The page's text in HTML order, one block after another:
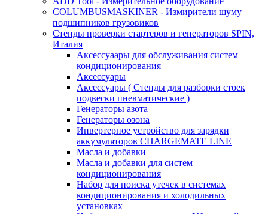
COLUMBUSMASKINER - Измирители шуму
подшипников грузовиков
Стенды проверки стартеров и генераторов SPIN,
Италия
Аксессуаары для обслуживания систем
кондиционирования
Аксессуары
Аксессуары ( Стенды для разборки стоек
подвески пневматические )
Генераторы азота
Генераторы озона
Инвертерное устройство для зарядки
аккумуляторов CHARGEMATE LINE
Масла и добавки
Масла и добавки для систем
кондиционирования
Набор для поиска утечек в системах
кондиционирования и холодильных
установках